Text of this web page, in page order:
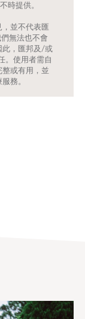
時提供。
並不代表匯
無法也不會
此，匯邦及/或
。使用者需自
或有用，並
務。